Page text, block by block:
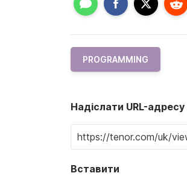
PROGRAMMING
Надіслати URL-адресу
Вставити